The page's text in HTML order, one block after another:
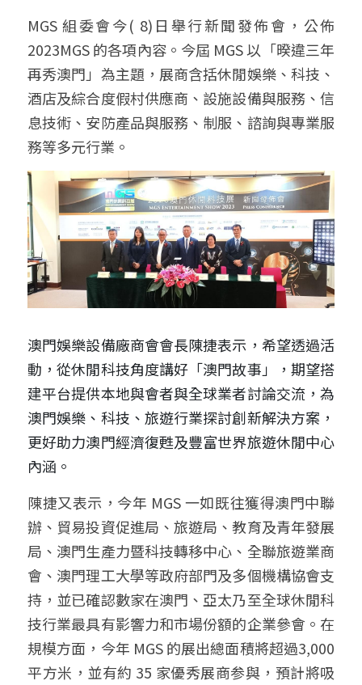
MGS 組委會今( 8)日舉行新聞發佈會，公佈
2023MGS 的各項內容。今屆 MGS 以「暌違三年
再秀澳門」為主題，展商含括休閒娛樂、科技、
酒店及綜合度假村供應商、設施設備與服務、信
息技術、安防產品與服務、制服、諮詢與專業服
務等多元行業。
澳門娛樂設備廠商會會長陳捷表示，希望透過活
動，從休閒科技角度講好「澳門故事」，期望搭
建平台提供本地與會者與全球業者討論交流，為
澳門娛樂、科技、旅遊行業探討創新解決方案，
更好助力澳門經濟復甦及豐富世界旅遊休閒中心
內涵。
陳捷又表示，今年 MGS 一如既往獲得澳門中聯
辦、貿易投資促進局、旅遊局、教育及青年發展
局、澳門生產力暨科技轉移中心、全聯旅遊業商
會、澳門理工大學等政府部門及多個機構協會支
持，並已確認數家在澳門、亞太乃至全球休閒科
技行業最具有影響力和市場份額的企業參會。在
規模方面，今年 MGS 的展出總面積將超過3,000
平方米，並有約 35 家優秀展商参與，預計將吸